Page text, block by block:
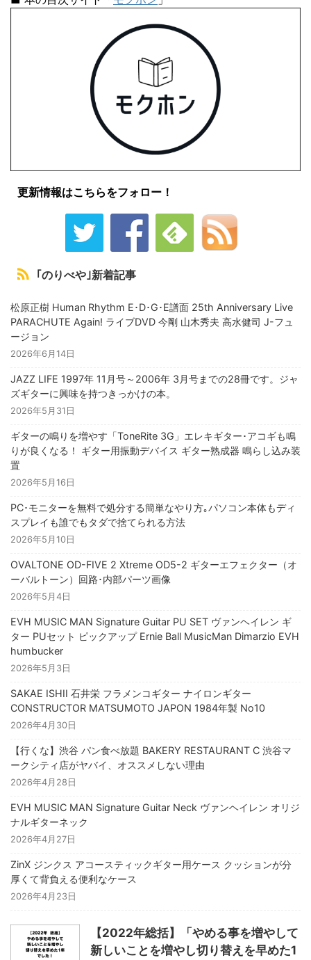
更新情報はこちらをフォロー！
｢のりべや｣新着記事
松原正樹 Human Rhythm E･D･G･E譜面 25th Anniversary Live
PARACHUTE Again! ライブDVD 今剛 山木秀夫 高水健司 J-フュ
ージョン
2026年6月14日
JAZZ LIFE 1997年 11月号～2006年 3月号までの28冊です。ジャ
ズギターに興味を持つきっかけの本。
2026年5月31日
ギターの鳴りを増やす「ToneRite 3G」エレキギター･アコギも鳴
りが良くなる！ ギター用振動デバイス ギター熟成器 鳴らし込み装
置
2026年5月16日
PC･モニターを無料で処分する簡単なやり方｡パソコン本体もディ
スプレイも誰でもタダで捨てられる方法
2026年5月10日
OVALTONE OD-FIVE 2 Xtreme OD5-2 ギターエフェクター（オ
ーバルトーン）回路･内部パーツ画像
2026年5月4日
EVH MUSIC MAN Signature Guitar PU SET ヴァンヘイレン ギ
ター PUセット ピックアップ Ernie Ball MusicMan Dimarzio EVH
humbucker
2026年5月3日
SAKAE ISHII 石井栄 フラメンコギター ナイロンギター
CONSTRUCTOR MATSUMOTO JAPON 1984年製 No10
2026年4月30日
【行くな】渋谷 パン食べ放題 BAKERY RESTAURANT C 渋谷マ
ークシティ店がヤバイ、オススメしない理由
2026年4月28日
EVH MUSIC MAN Signature Guitar Neck ヴァンヘイレン オリジ
ナルギターネック
2026年4月27日
ZinX ジンクス アコースティックギター用ケース クッションが分
厚くて背負える便利なケース
2026年4月23日
【2022年総括】「やめる事を増やして
新しいことを増やし切り替えを早めた1